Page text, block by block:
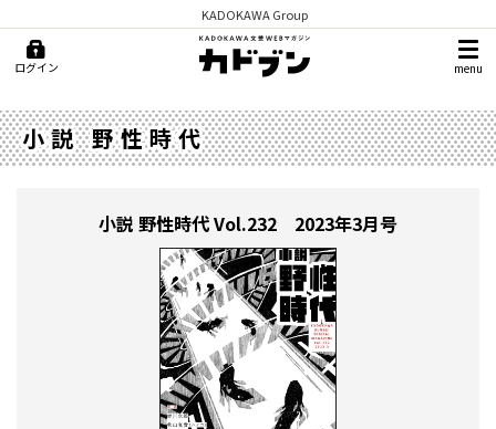
KADOKAWA Group
ログイン menu
小説 野性時代
小説 野性時代Vol.232 2023年3月号